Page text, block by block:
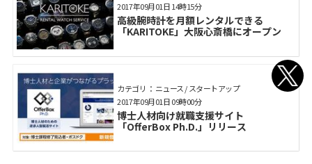
高級腕時計を月額レンタルできる
「KARITOKE」大阪心斎橋にオープン
2017年09月01日 14時15分
カテゴリ： ニュース / スタートアップ
博士人材向け就職支援サイト
「OfferBox Ph.D.」リリース
2017年09月01日 09時00分